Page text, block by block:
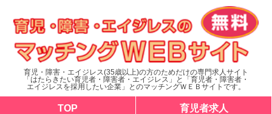
育児・障害・エイジレス(35歳以上)の方のためだけの専門求人サイト
「はたらきたい育児者・障害者・エイジレス」と「育児者・障害者・
エイジレスを採用したい企業」とのマッチングＷＥＢサイトです。
TOP 育児者求人